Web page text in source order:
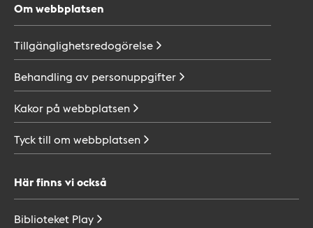
Om webbplatsen
Tillgänglighetsredogörelse
Behandling av personuppgifter
Kakor på webbplatsen
Tyck till om webbplatsen
Här finns vi också
Biblioteket Play